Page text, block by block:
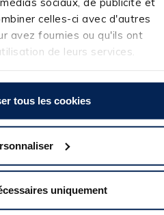
celles-ci avec d'autres
avez fournies ou qu'ils ont
de leurs services.
tous les cookies
uniquement
Avis vérifié
Fait le taf
Avis du 04/04/2026
Utile(0)
Bonjour,
Merci beaucoup